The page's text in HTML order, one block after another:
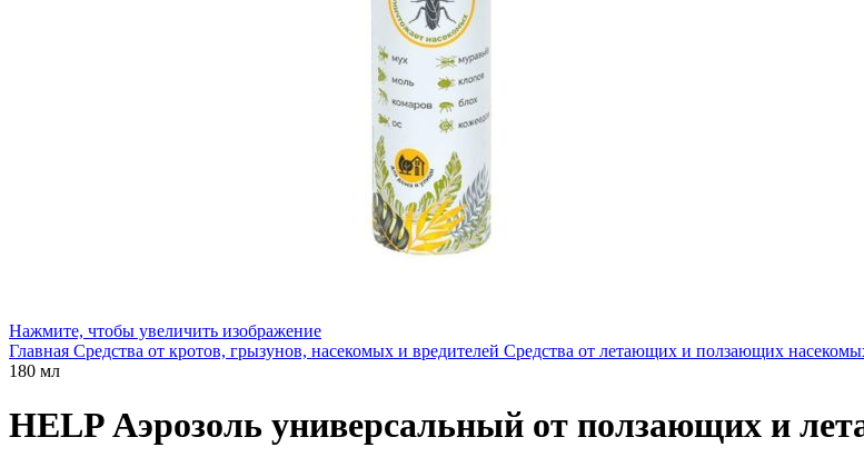
Нажмите, чтобы увеличить изображение
Главная Средства от кротов, грызунов, насекомых и вредителей Средства от летающих и ползающих
180 мл
HELP Аэрозоль универсальный от ползающих и